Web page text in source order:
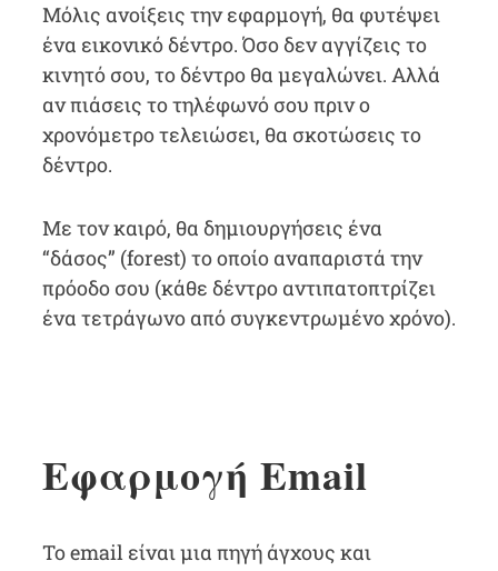
Μόλις ανοίξεις την εφαρμογή, θα φυτέψει
ένα εικονικό δέντρο. Όσο δεν αγγίζεις το
κινητό σου, το δέντρο θα μεγαλώνει. Αλλά
αν πιάσεις το τηλέφωνό σου πριν ο
χρονόμετρο τελειώσει, θα σκοτώσεις το
δέντρο.
Με τον καιρό, θα δημιουργήσεις ένα
“δάσος” (forest) το οποίο αναπαριστά την
πρόοδο σου (κάθε δέντρο αντιπατοπτρίζει
ένα τετράγωνο από συγκεντρωμένο χρόνο).
Εφαρμογή Email
Το email είναι μια πηγή άγχους και